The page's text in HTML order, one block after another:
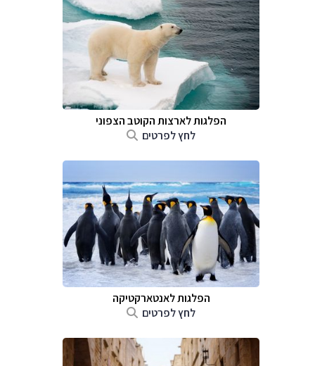
הפלגות לארצות הקוטב הצפוני
לחץ לפרטים
הפלגות לאנטארקטיקה
לחץ לפרטים